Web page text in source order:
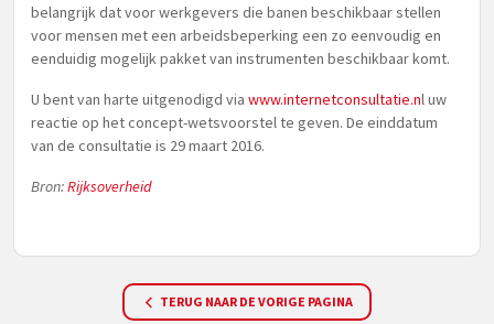
belangrijk dat voor werkgevers die banen beschikbaar stellen
voor mensen met een arbeidsbeperking een zo eenvoudig en
eenduidig mogelijk pakket van instrumenten beschikbaar komt.
U bent van harte uitgenodigd via www.internetconsultatie.nl uw
reactie op het concept-wetsvoorstel te geven. De einddatum
van de consultatie is 29 maart 2016.
Bron:Rijksoverheid
TERUG NAAR DE VORIGE PAGINA